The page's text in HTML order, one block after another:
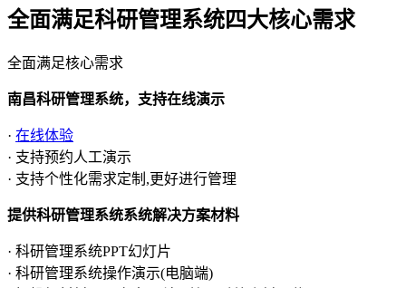
全面满足科研管理系统四大核心需求
全面满足核心需求
南昌科研管理系统，支持在线演示
· 在线体验
· 支持预约人工演示
· 支持个性化需求定制,更好进行管理
提供科研管理系统系统解决方案材料
· 科研管理系统PPT幻灯片
· 科研管理系统操作演示(电脑端)